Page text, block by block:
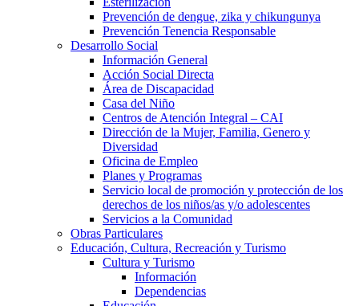
Prevención de dengue, zika y chikungunya
Prevención Tenencia Responsable
Desarrollo Social
Información General
Acción Social Directa
Área de Discapacidad
Casa del Niño
Centros de Atención Integral – CAI
Dirección de la Mujer, Familia, Genero y
Diversidad
Oficina de Empleo
Planes y Programas
Servicio local de promoción y protección de los
derechos de los niños/as y/o adolescentes
Servicios a la Comunidad
Obras Particulares
Educación, Cultura, Recreación y Turismo
Cultura y Turismo
Información
Dependencias